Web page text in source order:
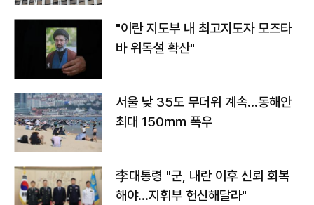
"이란 지도부 내 최고지도자 모즈타
바 위독설 확산"
서울 낮 35도 무더위 계속…동해안
최대 150㎜ 폭우
李대통령 "군, 내란 이후 신뢰 회복
해야…지휘부 헌신해달라"